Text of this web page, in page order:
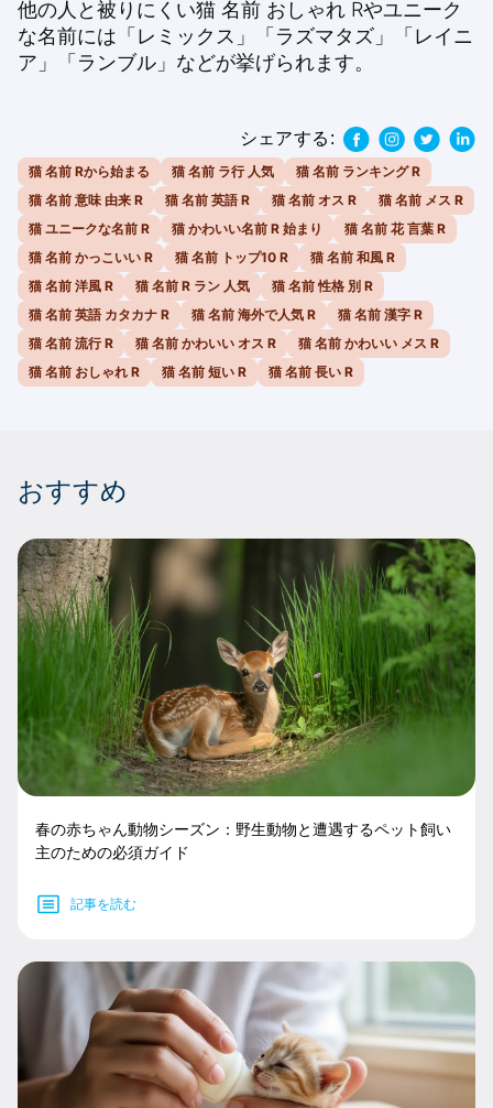
他の人と被りにくい猫 名前 おしゃれ Rやユニーク
な名前には「レミックス」「ラズマタズ」「レイニ
ア」「ランブル」などが挙げられます。
シェアする:
猫 名前 Rから始まる 猫 名前 ラ行 人気
猫 名前 ランキング R
猫 名前 意味 由来 R
猫 名前 英語 R 猫 名前 オス R
猫 名前 メス R
猫 ユニークな名前 R
猫 かわいい名前 R 始まり
猫 名前 花 言葉 R
猫 名前 かっこいい R
猫 名前 トップ10 R
猫 名前 和風 R
猫 名前 洋風 R
猫 名前 R ラン 人気
猫 名前 性格 別 R
猫 名前 英語 カタカナ R
猫 名前 海外で人気 R
猫 名前 漢字 R
猫 名前 流行 R
猫 名前 かわいい オス R
猫 名前 かわいい メス R
猫 名前 おしゃれ R
猫 名前 短い R 猫 名前 長い R
おすすめ
春の赤ちゃん動物シーズン：野生動物と遭遇するペット飼い
主のための必須ガイド
記事を読む